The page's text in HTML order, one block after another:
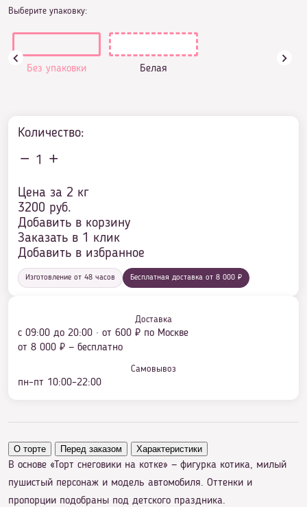
Выберите упаковку:
Без упаковки Белая
Количество:
1
Цена за 2 кг
3200 руб.
Добавить в корзину
Заказать в 1 клик
Добавить в избранное
Изготовление от 48 часов Бесплатная доставка от 8 000 ₽
Доставка
с 09:00 до 20:00 · от 600 ₽ по Москве
от 8 000 ₽ — бесплатно
Самовывоз
пн–пт 10:00–22:00
О торте Перед заказом Характеристики
В основе «Торт снеговики на котке» — фигурка котика, милый
пушистый персонаж и модель автомобиля. Оттенки и
пропорции подобраны под детского праздника.